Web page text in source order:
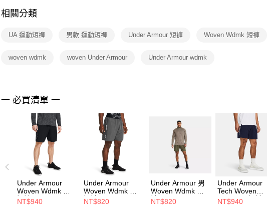
交易，需依本服
結果請求用戶進
５．嚴禁一人註
形，恩沛科技股
相關分類
UA 運動短褲 男款 運動短褲 Under Armour 短褲 Woven Wdmk 短褲
woven wdmk woven Under Armour Under Armour wdmk
一 必買清單 一
Under Armour
Woven Wdmk 男
短褲 1383356-001
NT$940
Under Armour
Woven Wdmk 男
短褲 1383356-025
NT$820
Under Armour 男
Woven Wdmk 短
褲 1383356-390
NT$820
Under Armour
Tech Woven
Wdmk 男 短褲
NT$940